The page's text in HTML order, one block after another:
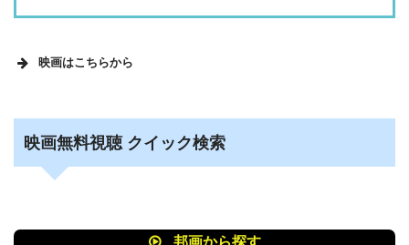
映画はこちらから
パラレルワールド･ラブストーリー 映画無料
映画 バニラボーイ トゥモロー・イズ・アナザ
映画無料視聴 クイック検索